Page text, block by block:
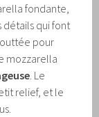
fondante,
détails qui font
pour
mozzarella
. Le
relief, et le